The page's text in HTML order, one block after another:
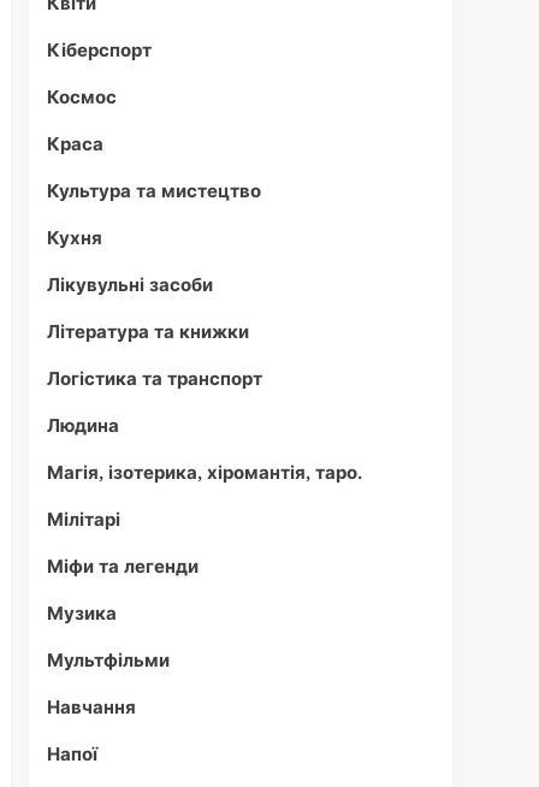
Кіберспорт
Космос
Краса
Культура та мистецтво
Кухня
Лікувульні засоби
Література та книжки
Логістика та транспорт
Людина
Магія, ізотерика, хіромантія, таро.
Мілітарі
Міфи та легенди
Музика
Мультфільми
Навчання
Напої